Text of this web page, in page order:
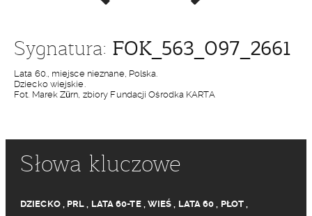
Sygnatura: FOK_563_097_2661
Lata 60., miejsce nieznane, Polska.
Dziecko wiejskie.
Fot. Marek Zürn, zbiory Fundacji Ośrodka KARTA
Słowa kluczowe
DZIECKO, PRL , LATA 60-TE, WIEŚ , LATA 60 , PŁOT ,